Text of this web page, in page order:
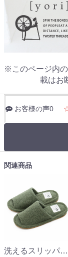
※このページ内
載はお
お客様の声0
関連商品
洗えるスリッパyoriパイルスタンダードML収納袋付